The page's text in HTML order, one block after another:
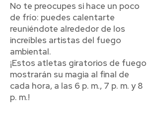
No te preocupes si hace un poco
de frío: puedes calentarte
reuniéndote alrededor de los
increíbles artistas del fuego
ambiental.
¡Estos atletas giratorios de fuego
mostrarán su magia al final de
cada hora, a las 6 p. m., 7 p. m. y 8
p. m.!